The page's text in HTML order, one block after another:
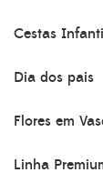
Cestas
Dia dos pais
Flores em
Linha